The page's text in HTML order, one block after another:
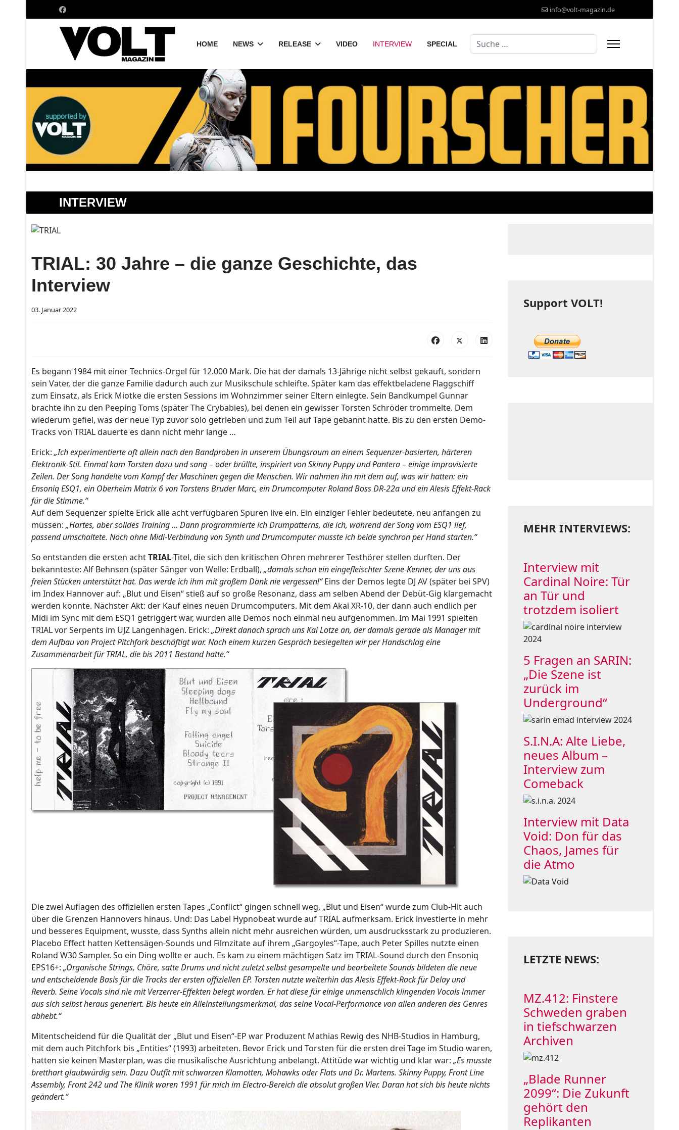
info@volt-magazin.de
HOME NEWS RELEASE VIDEO INTERVIEW SPECIAL Suchen
INTERVIEW
TRIAL: 30 Jahre – die ganze Geschichte, das
Interview
03. Januar 2022
Es begann 1984 mit einer Technics-Orgel für 12.000 Mark. Die hat der damals 13-Jährige nicht selbst gekauft, sondern
sein Vater, der die ganze Familie dadurch auch zur Musikschule schleifte. Später kam das effektbeladene Flaggschiff
zum Einsatz, als Erick Miotke die ersten Sessions im Wohnzimmer seiner Eltern einlegte. Sein Bandkumpel Gunnar
brachte ihn zu den Peeping Toms (später The Crybabies), bei denen ein gewisser Torsten Schröder trommelte. Dem
wiederum gefiel, was der neue Typ zuvor solo getrieben und zum Teil auf Tape gebannt hatte. Bis zu den ersten Demo-
Tracks von TRIAL dauerte es dann nicht mehr lange …
Erick: „Ich experimentierte oft allein nach den Bandproben in unserem Übungsraum an einem Sequenzer-basierten, härteren
Elektronik-Stil. Einmal kam Torsten dazu und sang – oder brüllte, inspiriert von Skinny Puppy und Pantera – einige improvisierte
Zeilen. Der Song handelte vom Kampf der Maschinen gegen die Menschen. Wir nahmen ihn mit dem auf, was wir hatten: ein
Ensoniq ESQ1, ein Oberheim Matrix 6 von Torstens Bruder Marc, ein Drumcomputer Roland Boss DR-22a und ein Alesis Effekt-Rack
für die Stimme.“
Auf dem Sequenzer spielte Erick alle acht verfügbaren Spuren live ein. Ein einziger Fehler bedeutete, neu anfangen zu
müssen: „Hartes, aber solides Training … Dann programmierte ich Drumpatterns, die ich, während der Song vom ESQ1 lief,
passend umschaltete. Noch ohne Midi-Verbindung von Synth und Drumcomputer musste ich beide synchron per Hand starten.“
So entstanden die ersten achtTRIAL-Titel, die sich den kritischen Ohren mehrerer Testhörer stellen durften. Der
bekannteste: Alf Behnsen (später Sänger von Welle: Erdball), „damals schon ein eingefleischter Szene-Kenner, der uns aus
freien Stücken unterstützt hat. Das werde ich ihm mit großem Dank nie vergessen!“Eins der Demos legte DJ AV (später bei SPV)
im Index Hannover auf: „Blut und Eisen“ stieß auf so große Resonanz, dass am selben Abend der Debüt-Gig klargemacht
werden konnte. Nächster Akt: der Kauf eines neuen Drumcomputers. Mit dem Akai XR-10, der dann auch endlich per
Midi im Sync mit dem ESQ1 getriggert war, wurden alle Demos noch einmal neu aufgenommen. Im Mai 1991 spielten
TRIAL vor Serpents im UJZ Langenhagen. Erick: „Direkt danach sprach uns Kai Lotze an, der damals gerade als Manager mit
dem Aufbau von Project Pitchfork beschäftigt war. Nach einem kurzen Gespräch besiegelten wir per Handschlag eine
Zusammenarbeit für TRIAL, die bis 2011 Bestand hatte.“
Die zwei Auflagen des offiziellen ersten Tapes „Conflict“ gingen schnell weg, „Blut und Eisen“ wurde zum Club-Hit auch
über die Grenzen Hannovers hinaus. Und: Das Label Hypnobeat wurde auf TRIAL aufmerksam. Erick investierte in mehr
und besseres Equipment, wusste, dass Synths allein nicht mehr ausreichen würden, um ausdrucksstark zu produzieren.
Placebo Effect hatten Kettensägen-Sounds und Filmzitate auf ihrem „Gargoyles“-Tape, auch Peter Spilles nutzte einen
Roland W30 Sampler. So ein Ding wollte er auch. Es kam zu einem mächtigen Satz im TRIAL-Sound durch den Ensoniq
EPS16+: „Organische Strings, Chöre, satte Drums und nicht zuletzt selbst gesampelte und bearbeitete Sounds bildeten die neue
und entscheidende Basis für die Tracks der ersten offiziellen EP. Torsten nutzte weiterhin das Alesis Effekt-Rack für Delay und
Reverb. Seine Vocals sind nie mit Verzerrer-Effekten belegt worden. Er hat diese für einige unmenschlich klingenden Vocals immer
aus sich selbst heraus generiert. Bis heute ein Alleinstellungsmerkmal, das seine Vocal-Performance von allen anderen des Genres
abhebt.“
Mitentscheidend für die Qualität der „Blut und Eisen“-EP war Produzent Mathias Rewig des NHB-Studios in Hamburg,
mit dem auch Pitchfork bis „Entities“ (1993) arbeiteten. Bevor Erick und Torsten für die ersten drei Tage im Studio waren,
hatten sie keinen Masterplan, was die musikalische Ausrichtung anbelangt. Attitüde war wichtig und klar war: „Es musste
bretthart glaubwürdig sein. Dazu Outfit mit schwarzen Klamotten, Mohawks oder Flats und Dr. Martens. Skinny Puppy, Front Line
Assembly, Front 242 und The Klinik waren 1991 für mich im Electro-Bereich die absolut großen Vier. Daran hat sich bis heute nichts
geändert.“
Support VOLT!
MEHR INTERVIEWS:
Interview mit
Cardinal Noire: Tür
an Tür und
trotzdem isoliert
5 Fragen an SARIN:
„Die Szene ist
zurück im
Underground“
S.I.N.A: Alte Liebe,
neues Album –
Interview zum
Comeback
Interview mit Data
Void: Don für das
Chaos, James für
die Atmo
LETZTE NEWS:
MZ.412: Finstere
Schweden graben
in tiefschwarzen
Archiven
„Blade Runner
2099“: Die Zukunft
gehört den
Replikanten